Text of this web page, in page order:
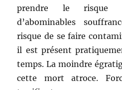
prendre le risque
d’abominables
risque de se faire
il est présent
temps. La moindre
cette mort atroce.